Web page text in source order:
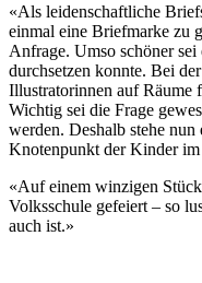
«Als leidenschaftliche
einmal eine Briefmarke zu
Anfrage. Umso schöner
durchsetzen konnte. Bei
Illustratorinnen auf Räume
Wichtig sei die Frage
werden. Deshalb stehe nun
Knotenpunkt der Kinder
«Auf einem winzigen
Volksschule gefeiert – so
auch ist.»